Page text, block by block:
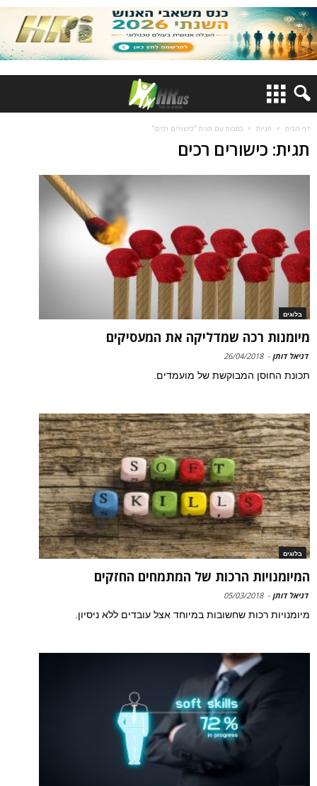
דף הבית תגיות כתבות עם תגית "כישורים רכים"
תגית: כישורים רכים
בלוגים
מיומנות רכה שמדליקה את המעסיקים
דניאל דותן -
26/04/2018
תכונת החוסן המבוקשת של מועמדים.
בלוגים
המיומנויות הרכות של המתמחים החזקים
דניאל דותן -
05/03/2018
מיומנויות רכות שחשובות במיוחד אצל עובדים ללא ניסיון.